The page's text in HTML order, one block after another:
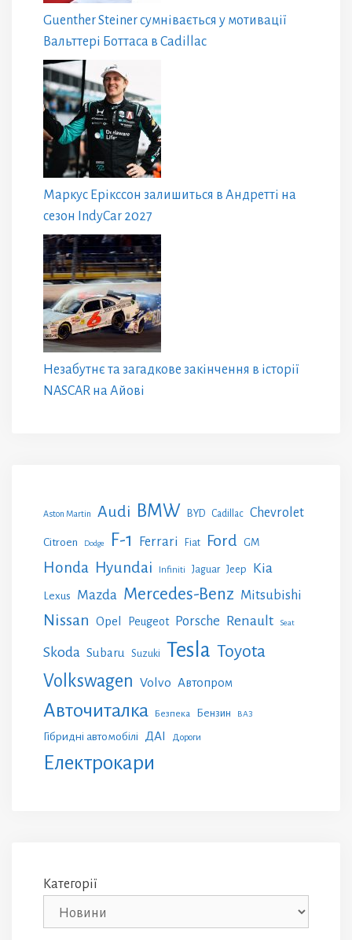
Guenther Steiner сумнівається у мотивації
Вальттері Боттаса в Cadillac
Маркус Ерікссон залишиться в Андретті на
сезон IndyCar 2027
Незабутнє та загадкове закінчення в історії
NASCAR на Айові
Aston Martin Audi BMW BYD Cadillac Chevrolet
Citroen Dodge F-1 Ferrari Fiat Ford GM
Honda Hyundai Infiniti Jaguar Jeep Kia
Lexus Mazda Mercedes-Benz Mitsubishi
Nissan Opel Peugeot Porsche Renault Seat
Skoda Subaru Suzuki Tesla Toyota
Volkswagen Volvo Автопром
Авточиталка Безпека Бензин ВАЗ
Гібридні автомобілі ДАІ Дороги
Електрокари
Категорії